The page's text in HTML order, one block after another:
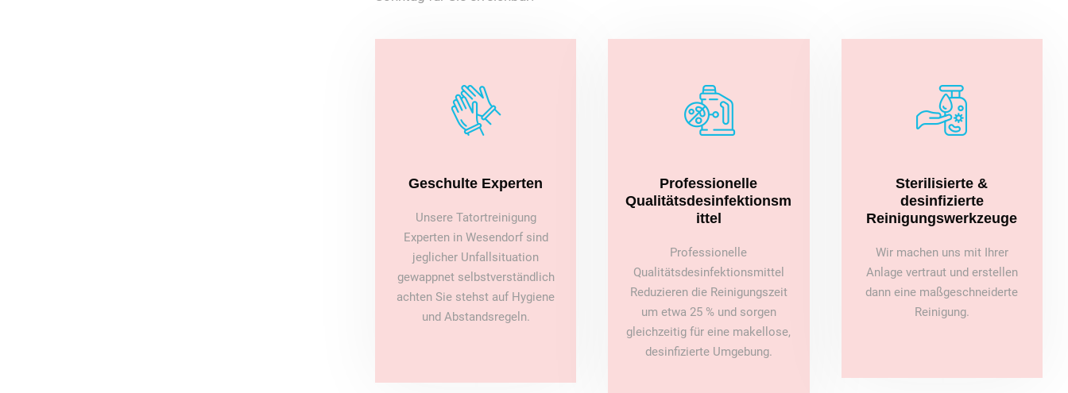
Geschulte Experten
Unsere Tatortreinigung
Experten in Wesendorf sind
jeglicher Unfallsituation
gewappnet selbstverständlich
achten Sie stehst auf Hygiene
und Abstandsregeln.
Professionelle
Qualitätsdesinfektionsm
ittel
Professionelle
Qualitätsdesinfektionsmittel
Reduzieren die Reinigungszeit
um etwa 25 % und sorgen
gleichzeitig für eine makellose,
desinfizierte Umgebung.
Sterilisierte &
desinfizierte
Reinigungswerkzeuge
Wir machen uns mit Ihrer
Anlage vertraut und erstellen
dann eine maßgeschneiderte
Reinigung.